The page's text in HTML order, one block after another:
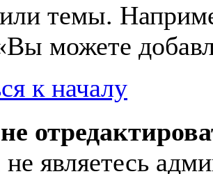
темы.
можете
к началу
являетесь